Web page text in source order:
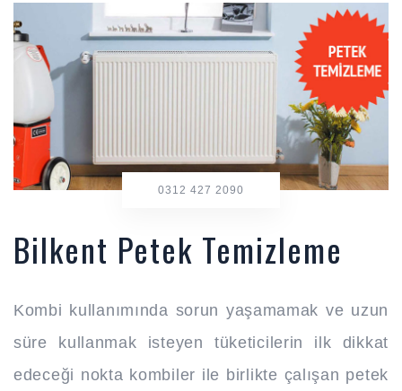
0312 427 2090
Bilkent Petek Temizleme
Kombi kullanımında sorun yaşamamak ve uzun
süre kullanmak isteyen tüketicilerin ilk dikkat
edeceği nokta kombiler ile birlikte çalışan petek